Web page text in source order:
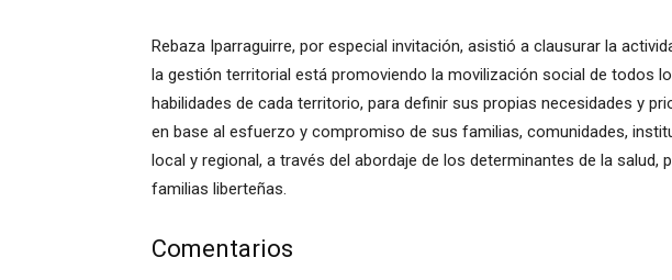
Rebaza Iparraguirre, por especial invitación, asistió a clausurar la
la gestión territorial está promoviendo la movilización social de todos
habilidades de cada territorio, para definir sus propias necesidades y
en base al esfuerzo y compromiso de sus familias, comunidades,
local y regional, a través del abordaje de los determinantes de la salud,
familias liberteñas.
Comentarios